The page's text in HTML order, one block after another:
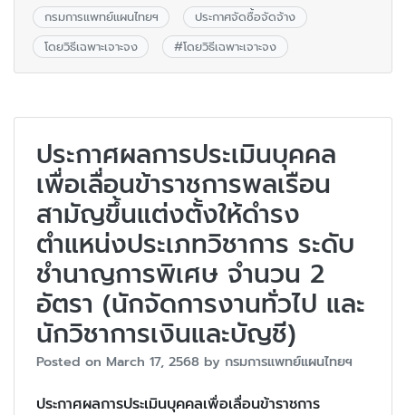
กรมการแพทย์แผนไทยฯ
ประกาศจัดซื้อจัดจ้าง
โดยวิธีเฉพาะเจาะจง
#โดยวิธีเฉพาะเจาะจง
ประกาศผลการประเมินบุคคล
เพื่อเลื่อนข้าราชการพลเรือน
สามัญขึ้นแต่งตั้งให้ดำรง
ตำแหน่งประเภทวิชาการ ระดับ
ชำนาญการพิเศษ จำนวน 2
อัตรา (นักจัดการงานทั่วไป และ
นักวิชาการเงินและบัญชี)
Posted on March 17, 2568 by กรมการแพทย์แผนไทยฯ
ประกาศผลการประเมินบุคคลเพื่อเลื่อนข้าราชการ